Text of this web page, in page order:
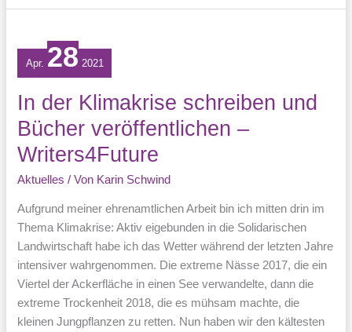
und
eigene
Schreibtisch
Apr. 28 2021
In der Klimakrise schreiben und
Bücher veröffentlichen –
Writers4Future
Aktuelles / Von Karin Schwind
Aufgrund meiner ehrenamtlichen Arbeit bin ich mitten drin im
Thema Klimakrise: Aktiv eigebunden in die Solidarischen
Landwirtschaft habe ich das Wetter während der letzten Jahre
intensiver wahrgenommen. Die extreme Nässe 2017, die ein
Viertel der Ackerfläche in einen See verwandelte, dann die
extreme Trockenheit 2018, die es mühsam machte, die
kleinen Jungpflanzen zu retten. Nun haben wir den kältesten